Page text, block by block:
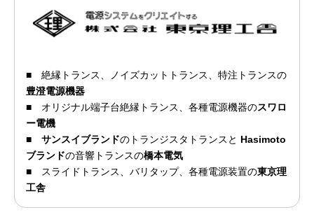
■
絶縁トランス、ノイズカットトランス、特注トランスの
豊澄電源機器
■
オリジナル端子台絶縁トランス、各種電源機器のスワロ
ー電機
■
サンスイブランドのトランジスタトランスと Hasimoto
ブランドの音響トランスの橋本電気
■
スライドトランス、バリタップ、各種電源装置の東京理
工舎